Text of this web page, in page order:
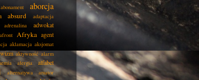
abonament aborcja
absurd
adaptacja
adrenalina adwokat
afront Afryka agent
aklamacja aksjomat
aktywność alarm
alergia alfabet
alternatywa
amator